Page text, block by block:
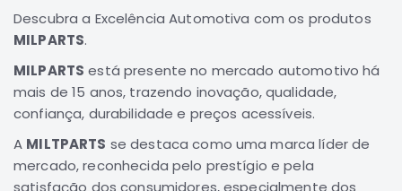
Pajero
Sport
Full
Motor
Suspensão
Freio
Correias
Descubra a Excelência Automotiva com os produtos
MILPARTS.
MILPARTS está presente no mercado automotivo há
mais de 15 anos, trazendo inovação, qualidade,
confiança, durabilidade e preços acessíveis.
A MILTPARTS se destaca como uma marca líder de
mercado, reconhecida pelo prestígio e pela
satisfação dos consumidores, especialmente dos